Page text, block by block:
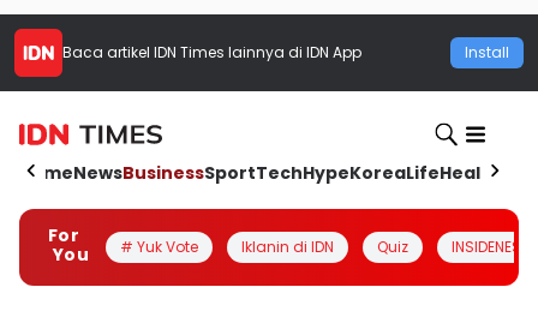
Baca artikel IDN Times lainnya di IDN App Install
HomeNewsBusinessSportTechHypeKoreaLifeHealth
For
You
# Yuk Vote Iklanin di IDN Quiz INSIDENESIA